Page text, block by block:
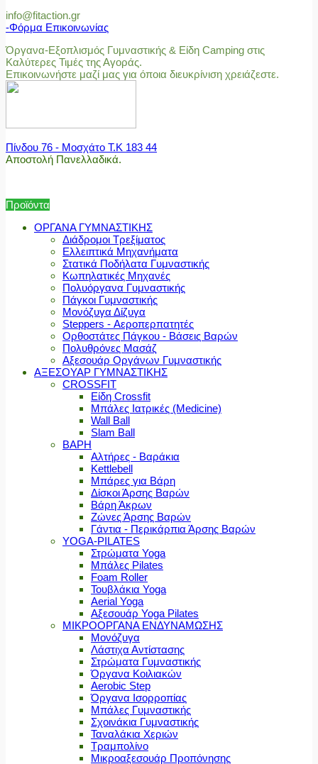
info@fitaction.gr
-Φόρμα Επικοινωνίας
Όργανα-Εξοπλισμός Γυμναστικής & Είδη Camping στις
Καλύτερες Τιμές της Αγοράς.
Επικοινωνήστε μαζί μας για όποια διευκρίνιση χρειάζεστε.
Πίνδου 76 - Μοσχάτο Τ.Κ 183 44
Αποστολή Πανελλαδικά.
Προϊόντα
ΟΡΓΑΝΑ ΓΥΜΝΑΣΤΙΚΗΣ
Διάδρομοι Τρεξίματος
Ελλειπτικά Μηχανήματα
Στατικά Ποδήλατα Γυμναστικής
Κωπηλατικές Μηχανές
Πολυόργανα Γυμναστικής
Πάγκοι Γυμναστικής
Μονόζυγα Δίζυγα
Steppers - Αεροπερπατητές
Ορθοστάτες Πάγκου - Βάσεις Βαρών
Πολυθρόνες Μασάζ
Αξεσουάρ Οργάνων Γυμναστικής
ΑΞΕΣΟΥΑΡ ΓΥΜΝΑΣΤΙΚΗΣ
CROSSFIT
Είδη Crossfit
Μπάλες Ιατρικές (Medicine)
Wall Ball
Slam Ball
ΒΑΡΗ
Αλτήρες - Βαράκια
Kettlebell
Μπάρες για Βάρη
Δίσκοι Άρσης Βαρών
Βάρη Άκρων
Ζώνες Άρσης Βαρών
Γάντια - Περικάρπια Άρσης Βαρών
YOGA-PILATES
Στρώματα Yoga
Μπάλες Pilates
Foam Roller
Τουβλάκια Yoga
Aerial Yoga
Αξεσουάρ Yoga Pilates
ΜΙΚΡΟΟΡΓΑΝΑ ΕΝΔΥΝΑΜΩΣΗΣ
Μονόζυγα
Λάστιχα Αντίστασης
Στρώματα Γυμναστικής
Όργανα Κοιλιακών
Aerobic Step
Όργανα Ισορροπίας
Μπάλες Γυμναστικής
Σχοινάκια Γυμναστικής
Ταναλάκια Χεριών
Τραμπολίνο
Μικροαξεσουάρ Προπόνησης